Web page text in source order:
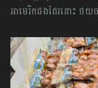
អាមេរិក​ផងដែរនោះ ថយចុ